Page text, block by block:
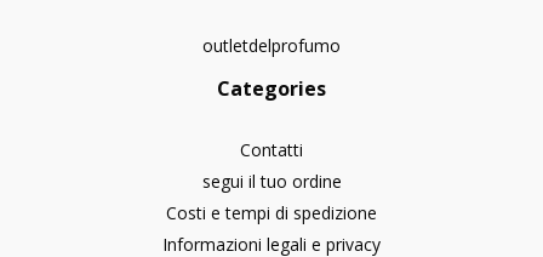
outletdelprofumo
Categories
Contatti
segui il tuo ordine
Costi e tempi di spedizione
Informazioni legali e privacy